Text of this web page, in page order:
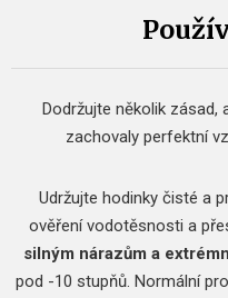
Dodržujte několik zásad,
zachovaly perfektní
Udržujte hodinky čisté a
ověření vodotěsnosti a
silným nárazům a
pod -10 stupňů. Normální